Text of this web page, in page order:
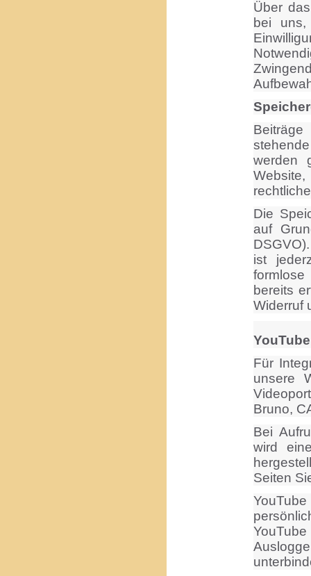
Über
bei
werden
Die
auf
ist
bereits
Widerruf
YouTube
Für
unsere
Bruno,
Bei
wird
Seiten